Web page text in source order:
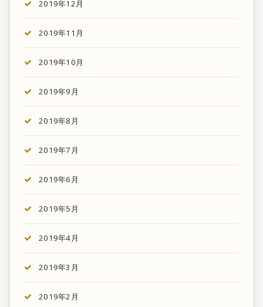
2019年12月
2019年11月
2019年10月
2019年9月
2019年8月
2019年7月
2019年6月
2019年5月
2019年4月
2019年3月
2019年2月